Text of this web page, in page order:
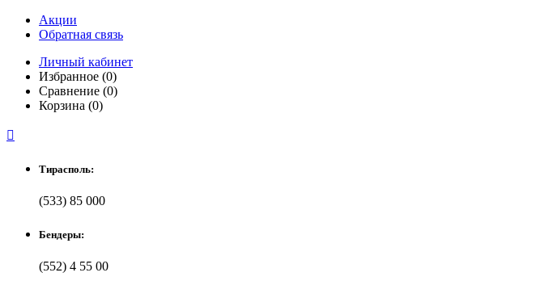
Акции
Обратная связь
Личный кабинет
Избранное (0)
Сравнение (0)
Корзина (0)

Тирасполь:
(533) 85 000
Бендеры:
(552) 4 55 00